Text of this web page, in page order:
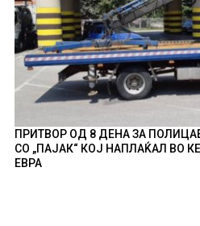
ПРИТВОР ОД 8 ДЕНА ЗА
СО „ПАЈАК“ КОЈ НАПЛАЌАЛ ВО
ЕВРА